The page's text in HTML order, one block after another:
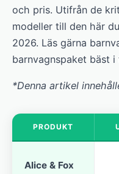
och pris. Utifrån de
modeller till den här
2026. Läs gärna
barnvagnspaket bäst
*Denna artikel
PRODUKT
Alice & Fox